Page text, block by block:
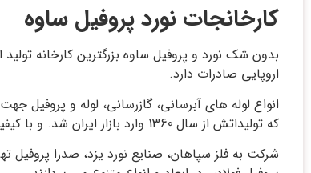
کارخانجات نورد پروفیل ساوه
اروپایی صادرات دارد.
انواع لوله های آبرسانی، گازرسانی، لوله و پروفیل
که تولیداتش از سال 1360 وارد بازار ایران شد. و با کیفیت بالای خود جایگاه ویژه ای در صنعت ایران برای خود باز کرد .
شرکت به فلز سپاهان، صنایع نورد یزد، صدرا پروفیل